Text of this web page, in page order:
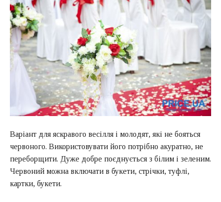
Варіант для яскравого весілля і молодят, які не бояться
червоного. Використовувати його потрібно акуратно, не
переборщити. Дуже добре поєднується з білим і зеленим.
Червоний можна включати в букети, стрічки, туфлі,
картки, букети.